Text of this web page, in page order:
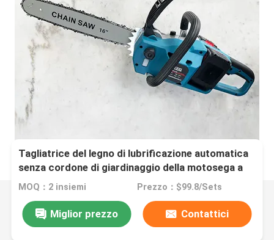
Tagliatrice del legno di lubrificazione automatica
senza cordone di giardinaggio della motosega a
16 pollici della motosega 1800W di potere
MOQ：2 insiemi Prezzo：$99.8/Sets
Miglior prezzo Contattici